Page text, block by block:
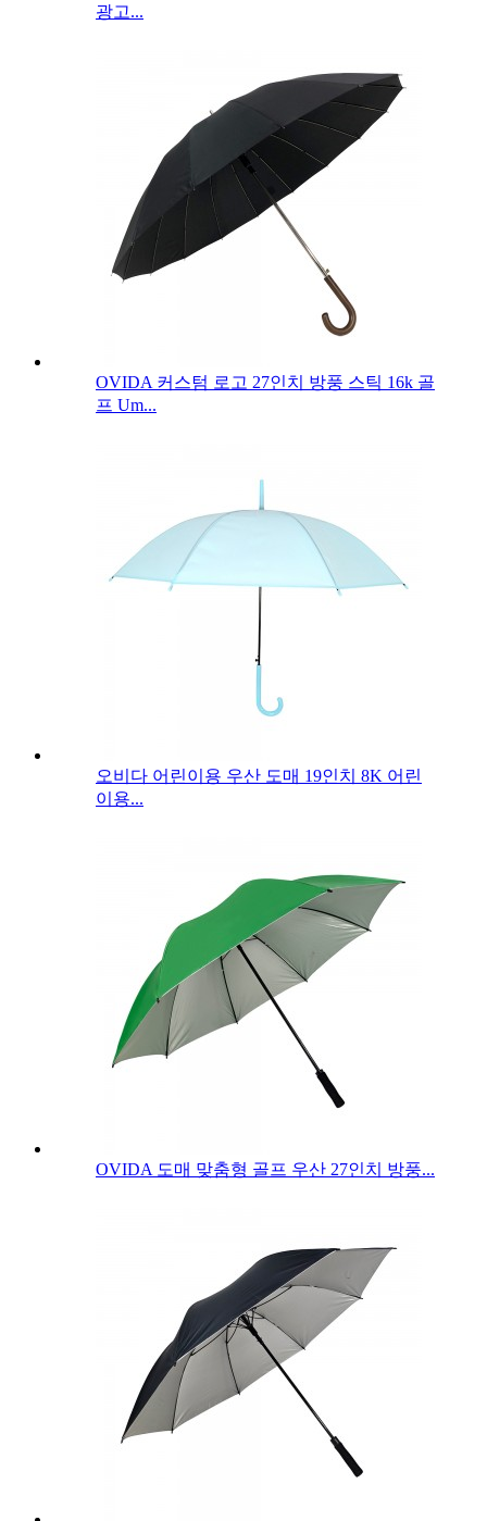
광고...
OVIDA 커스텀 로고 27인치 방풍 스틱 16k 골
프 Um...
오비다 어린이용 우산 도매 19인치 8K 어린
이용...
OVIDA 도매 맞춤형 골프 우산 27인치 방풍...